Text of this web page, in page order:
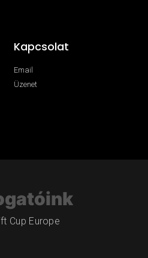
Kapcsolat
Email
Üzenet
Cup Europe